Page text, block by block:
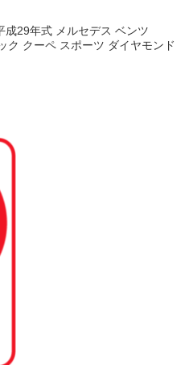
29年式 メルセデス ベンツ
ク クーペ スポーツ ダイヤモンド